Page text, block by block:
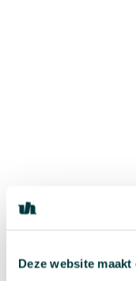
Deze website